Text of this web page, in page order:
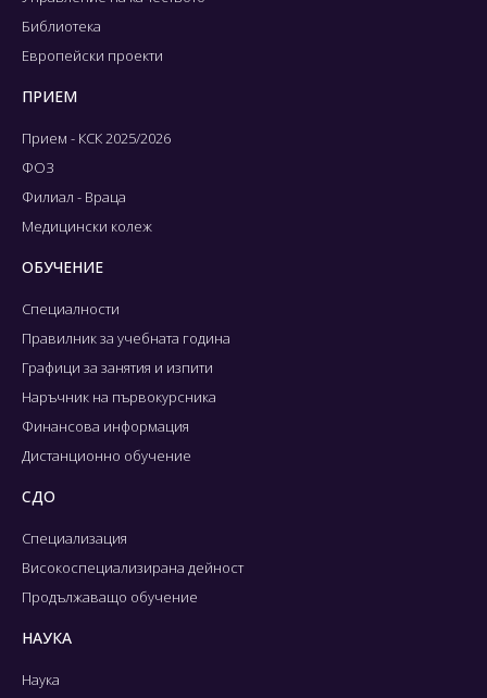
Библиотека
Европейски проекти
ПРИЕМ
Прием - КСК 2025/2026
ФОЗ
Филиал - Враца
Медицински колеж
ОБУЧЕНИЕ
Специалности
Правилник за учебната година
Графици за занятия и изпити
Наръчник на първокурсника
Финансова информация
Дистанционно обучение
СДО
Специализация
Високоспециализирана дейност
Продължаващо обучение
НАУКА
Наука